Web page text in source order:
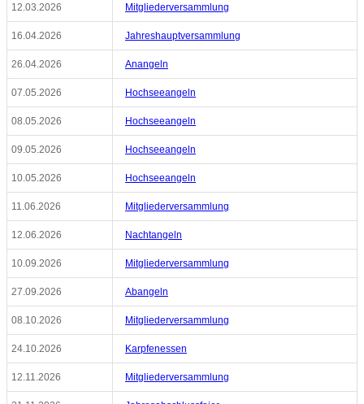
12.03.2026 Mitgliederversammlung
16.04.2026 Jahreshauptversammlung
26.04.2026 Anangeln
07.05.2026 Hochseeangeln
08.05.2026 Hochseeangeln
09.05.2026 Hochseeangeln
10.05.2026 Hochseeangeln
11.06.2026 Mitgliederversammlung
12.06.2026 Nachtangeln
10.09.2026 Mitgliederversammlung
27.09.2026 Abangeln
08.10.2026 Mitgliederversammlung
24.10.2026 Karpfenessen
12.11.2026 Mitgliederversammlung